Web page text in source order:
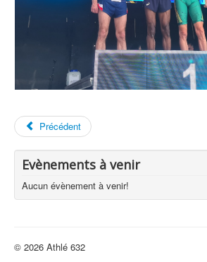
Précédent
Evènements à venir
Aucun évènement à venir!
© 2026 Athlé 632